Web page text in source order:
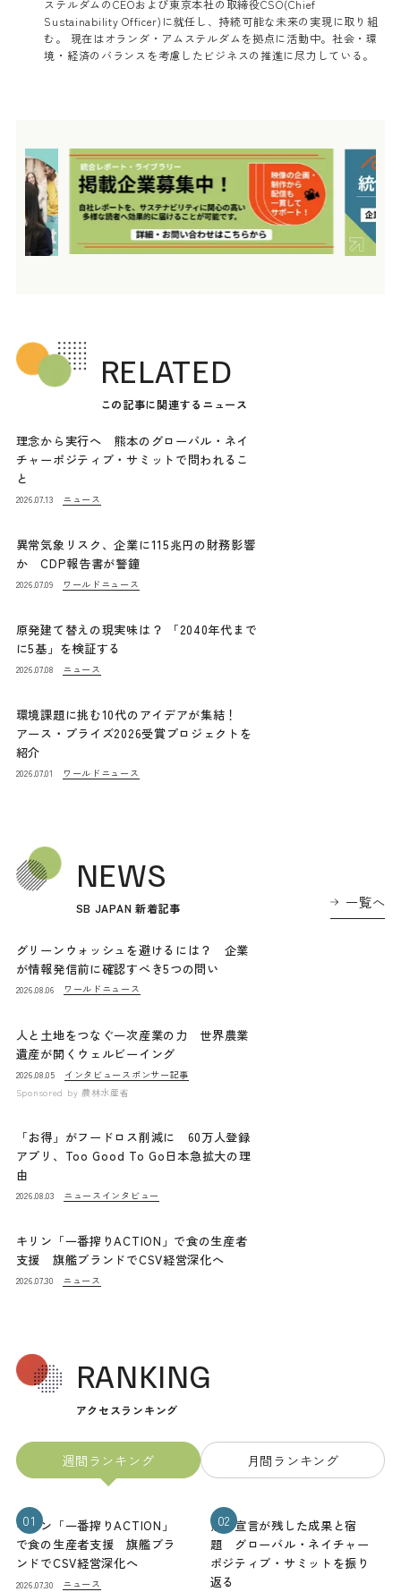
ステルダムのCEOおよび東京本社の取締役CSO(Chief
Sustainability Officer)に就任し、持続可能な未来の実現に取り組
む。 現在はオランダ・アムステルダムを拠点に活動中。社会・環
境・経済のバランスを考慮したビジネスの推進に尽力している。
RELATED
この記事に関連するニュース
理念から実行へ 熊本のグローバル・ネイ
チャーポジティブ・サミットで問われるこ
と
2026.07.13 ニュース
異常気象リスク、企業に115兆円の財務影響
か CDP報告書が警鐘
2026.07.09 ワールドニュース
原発建て替えの現実味は？ 「2040年代まで
に5基」を検証する
2026.07.08 ニュース
環境課題に挑む10代のアイデアが集結！
アース・プライズ2026受賞プロジェクトを
紹介
2026.07.01 ワールドニュース
NEWS
SB JAPAN 新着記事 一覧へ
グリーンウォッシュを避けるには？ 企業
が情報発信前に確認すべき5つの問い
2026.08.06 ワールドニュース
人と土地をつなぐ一次産業の力 世界農業
遺産が開くウェルビーイング
2026.08.05 インタビュー スポンサー記事
Sponsored by 農林水産省
「お得」がフードロス削減に 60万人登録
アプリ、Too Good To Go日本急拡大の理
由
2026.08.03 ニュース インタビュー
キリン「一番搾りACTION」で食の生産者
支援 旗艦ブランドでCSV経営深化へ
2026.07.30 ニュース
RANKING
アクセスランキング
週間ランキング 月間ランキング
01
キリン「一番搾りACTION」
で食の生産者支援 旗艦ブラ
ンドでCSV経営深化へ
2026.07.30 ニュース
02
熊本宣言が残した成果と宿
題 グローバル・ネイチャー
ポジティブ・サミットを振り
返る